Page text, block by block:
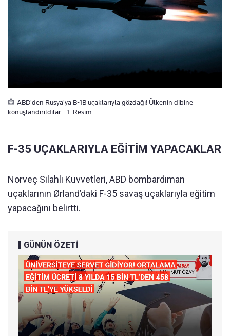
ABD'den Rusya'ya B-1B uçaklarıyla gözdağı! Ülkenin dibine
konuşlandırıldılar - 1. Resim
F-35 UÇAKLARIYLA EĞİTİM YAPACAKLAR
Norveç Silahlı Kuvvetleri, ABD bombardıman
uçaklarının Ørland’daki F-35 savaş uçaklarıyla eğitim
yapacağını belirtti.
GÜNÜN ÖZETİ